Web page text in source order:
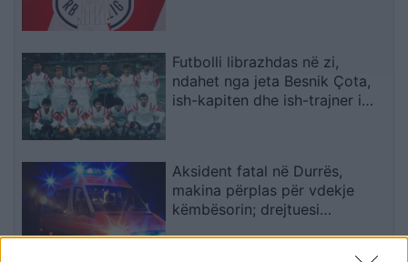
Futbolli librazhdas në zi,
ndahet nga jeta Besnik Çota,
ish-kapiten dhe ish-trajner i
Aksident fatal në Durrës,
makina përplas për vdekje
këmbësorin; drejtuesi